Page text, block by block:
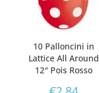
10 Palloncini in
Lattice All Around
12″ Pois Rosso